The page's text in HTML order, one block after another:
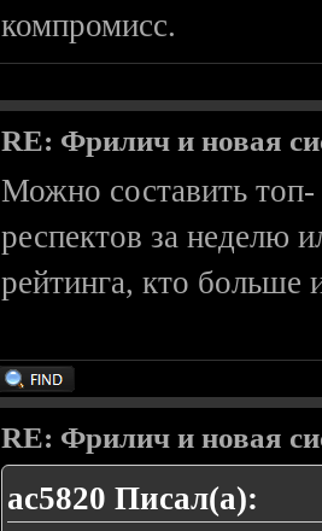
компромисс.
RE: Фрилич и новая
Можно составить топ-
респектов за неделю
рейтинга, кто больше
RE: Фрилич и новая
ac5820 Писал(а):